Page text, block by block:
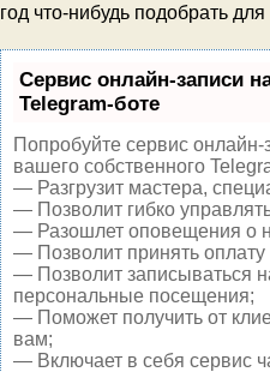
год что-нибудь подобрать
Сервис онлайн-записи
Telegram-боте
Попробуйте сервис
вашего собственного
— Разгрузит мастера,
— Позволит гибко
— Разошлет оповещения о
— Позволит принять оплату
— Позволит записываться
персональные посещения;
— Поможет получить от
вам;
— Включает в себя сервис